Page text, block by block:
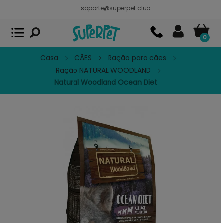
soporte@superpet.club
0
Casa CÃES
Ração para cães
Ração NATURAL WOODLAND
Natural Woodland Ocean Diet
Superpet, comida para mascotas
APP GRATIS - En Google Play